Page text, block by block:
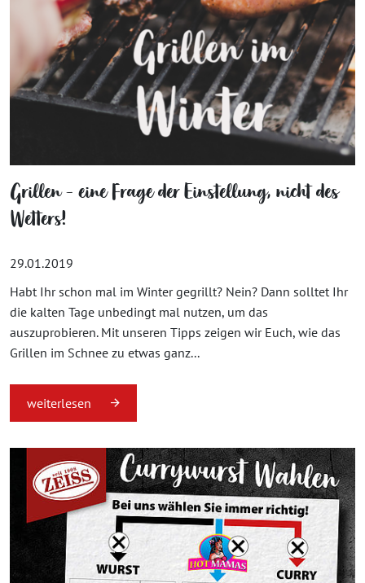
Grillen - eine Frage der Einstellung, nicht des
Wetters!
29.01.2019
Habt Ihr schon mal im Winter gegrillt? Nein? Dann solltet Ihr
die kalten Tage unbedingt mal nutzen, um das
auszuprobieren. Mit unseren Tipps zeigen wir Euch, wie das
Grillen im Schnee zu etwas ganz...
weiterlesen